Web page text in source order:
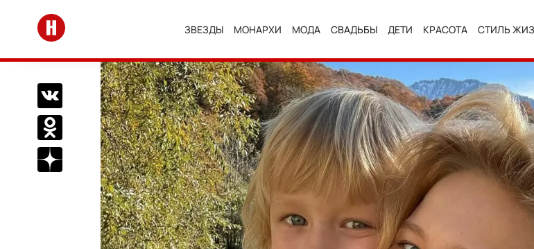
Перейти на главную
ЗВЕЗДЫ МОНАРХИ МОДА СВАДЬБЫ ДЕТИ КРАСОТА СТИЛЬ
Поделиться Вконтакте
Поделиться в Одноклассниках
Подписаться на нас в Дзен